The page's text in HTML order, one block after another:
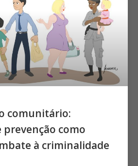
comunitário:
prevenção como
à criminalidade